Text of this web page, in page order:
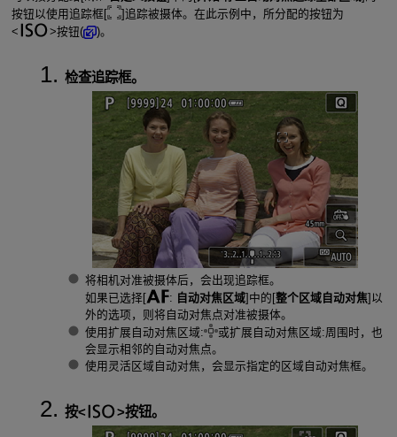
按钮以使用追踪框[
]追踪被摄体。在此示例中，所分配的按钮为
按钮(
)。
检查追踪框。
将相机对准被摄体后，会出现追踪框。
如果已选择[
: 自动对焦区域]中的[整个区域自动对焦]以
外的选项，则将自动对焦点对准被摄体。
使用扩展自动对焦区域:
或扩展自动对焦区域:周围时，也
会显示相邻的自动对焦点。
使用灵活区域自动对焦，会显示指定的区域自动对焦框。
按 按钮。